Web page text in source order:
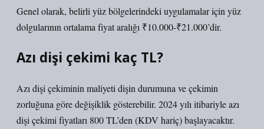
Genel olarak, belirli yüz bölgelerindeki uygulamalar için yüz
dolgularının ortalama fiyat aralığı ₹10.000-₹21.000’dir.
Azı dişi çekimi kaç TL?
Azı dişi çekiminin maliyeti dişin durumuna ve çekimin
zorluğuna göre değişiklik gösterebilir. 2024 yılı itibariyle azı
dişi çekimi fiyatları 800 TL’den (KDV hariç) başlayacaktır.